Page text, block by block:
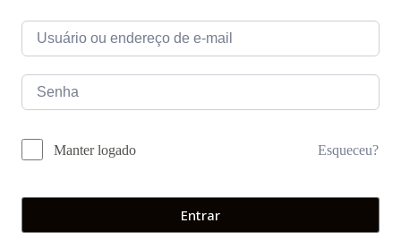
Manter logado Esqueceu?
Entrar